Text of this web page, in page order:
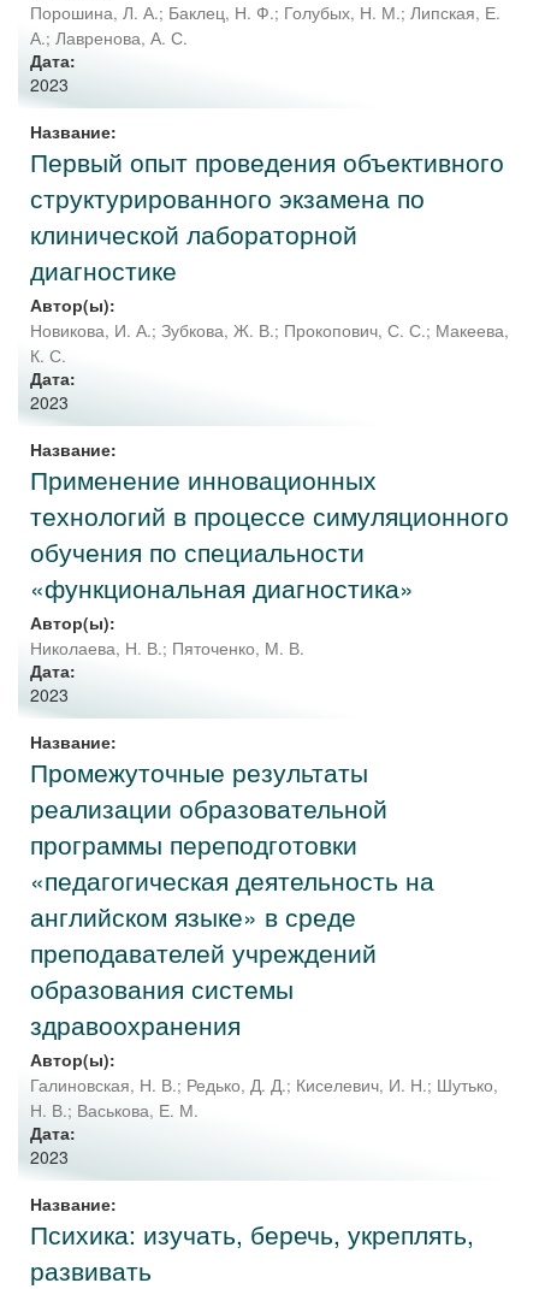
Порошина, Л. А.; Баклец, Н. Ф.; Голубых, Н. М.; Липская, Е.
А.; Лавренова, А. С.
Дата:
2023
Название:
Первый опыт проведения объективного
структурированного экзамена по
клинической лабораторной
диагностике
Автор(ы):
Новикова, И. А.; Зубкова, Ж. В.; Прокопович, С. С.; Макеева,
К. С.
Дата:
2023
Название:
Применение инновационных
технологий в процессе симуляционного
обучения по специальности
«функциональная диагностика»
Автор(ы):
Николаева, Н. В.; Пяточенко, М. В.
Дата:
2023
Название:
Промежуточные результаты
реализации образовательной
программы переподготовки
«педагогическая деятельность на
английском языке» в среде
преподавателей учреждений
образования системы
здравоохранения
Автор(ы):
Галиновская, Н. В.; Редько, Д. Д.; Киселевич, И. Н.; Шутько,
Н. В.; Васькова, Е. М.
Дата:
2023
Название:
Психика: изучать, беречь, укреплять,
развивать